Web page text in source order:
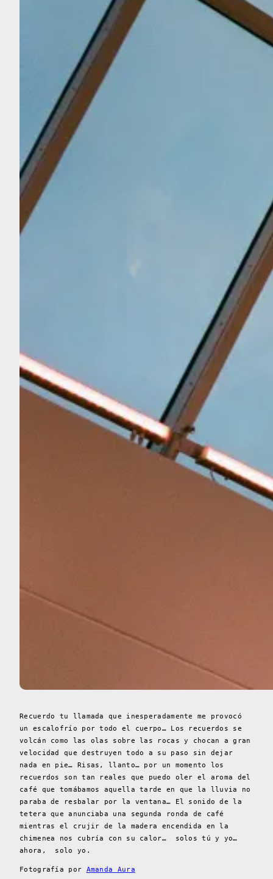
Recuerdo tu llamada que inesperadamente me provocó
un escalofrío por todo el cuerpo… Los recuerdos se
volcán como las olas sobre las rocas y chocan a gran
velocidad que destruyen todo a su paso sin dejar
nada en pie… Risas, llanto… por un momento los
recuerdos son tan reales que puedo oler el aroma del
café que tomábamos aquella tarde en que la lluvia no
paraba de resbalar por la ventana… El sonido de la
tetera que anunciaba una segunda ronda de café
mientras el crujir de la madera encendida en la
chimenea nos cubría con su calor… solos tú y yo…
ahora, solo yo.
Fotografía por Amanda Aura